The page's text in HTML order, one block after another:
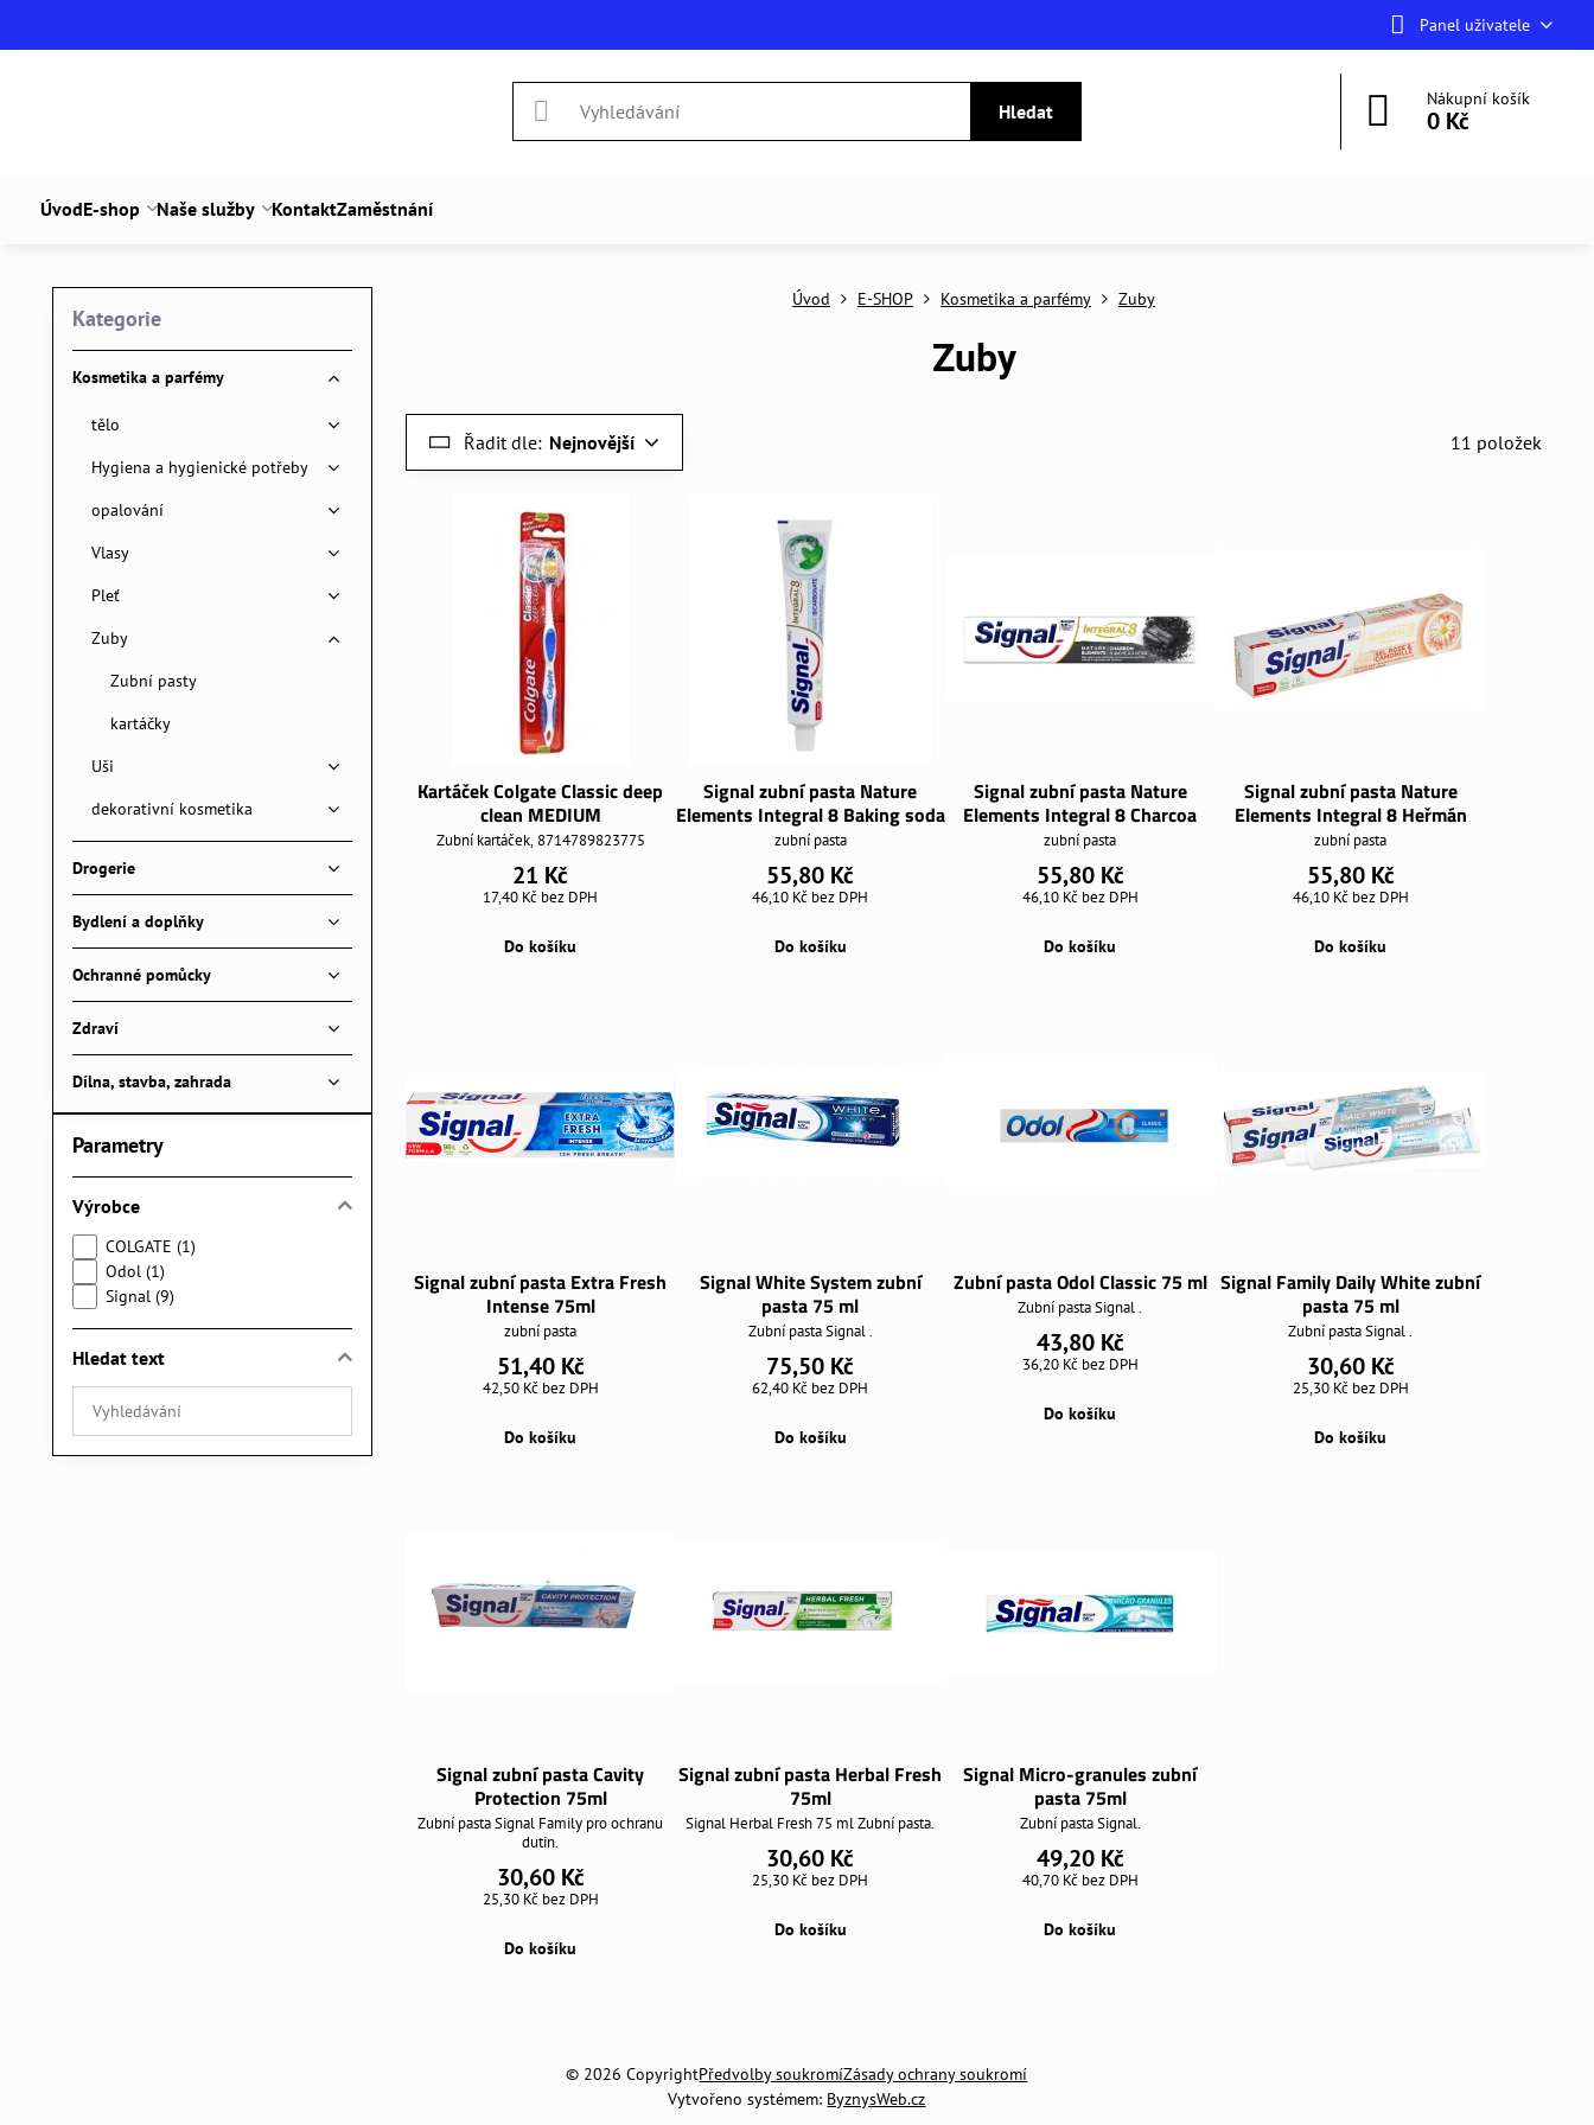
Panel uživatele
Hledat
Nákupní košík
0 Kč
ÚvodE-shop Naše služby KontaktZaměstnání
Úvod E-SHOP Kosmetika a parfémy Zuby
Zuby
Řadit dle: Nejnovější 11 položek
Kartáček Colgate Classic deep
clean MEDIUM
Zubní kartáček, 8714789823775
21 Kč
17,40 Kč bez DPH
Do košíku
Signal zubní pasta Nature
Elements Integral 8 Baking soda
zubní pasta
55,80 Kč
46,10 Kč bez DPH
Do košíku
Signal zubní pasta Nature
Elements Integral 8 Charcoa
zubní pasta
55,80 Kč
46,10 Kč bez DPH
Do košíku
Signal zubní pasta Nature
Elements Integral 8 Heřmán
zubní pasta
55,80 Kč
46,10 Kč bez DPH
Do košíku
Signal zubní pasta Extra Fresh
Intense 75ml
zubní pasta
51,40 Kč
42,50 Kč bez DPH
Do košíku
Signal White System zubní
pasta 75 ml
Zubní pasta Signal .
75,50 Kč
62,40 Kč bez DPH
Do košíku
Zubní pasta Odol Classic 75 ml
Zubní pasta Signal .
43,80 Kč
36,20 Kč bez DPH
Do košíku
Signal Family Daily White zubní
pasta 75 ml
Zubní pasta Signal .
30,60 Kč
25,30 Kč bez DPH
Do košíku
Signal zubní pasta Cavity
Protection 75ml
Zubní pasta Signal Family pro ochranu
dutin.
30,60 Kč
25,30 Kč bez DPH
Do košíku
Signal zubní pasta Herbal Fresh
75ml
Signal Herbal Fresh 75 ml Zubní pasta.
30,60 Kč
25,30 Kč bez DPH
Do košíku
Signal Micro-granules zubní
pasta 75ml
Zubní pasta Signal.
49,20 Kč
40,70 Kč bez DPH
Do košíku
Parametry
Výrobce
COLGATE (1)
Odol (1)
Signal (9)
Hledat text
Prohledat
výsledky
filtru
Kategorie
Kosmetika a parfémy
tělo
Hygiena a hygienické potřeby
opalování
Vlasy
Pleť
Zuby
Zubní pasty
kartáčky
Uši
dekorativní kosmetika
Drogerie
Bydlení a doplňky
Ochranné pomůcky
Zdraví
Dílna, stavba, zahrada
© 2026 CopyrightPředvolby soukromíZásady ochrany soukromí
Vytvořeno systémem: ByznysWeb.cz